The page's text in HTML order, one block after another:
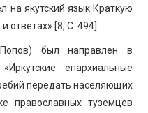
на якутский язык Краткую
[8, C. 494].
был направлен в
епархиальные
передать населяющих
православных туземцев